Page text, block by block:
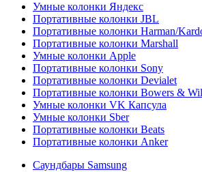
Умные колонки Яндекс
Портативные колонки JBL
Портативные колонки Harman/
Портативные колонки Marshall
Умные колонки Apple
Портативные колонки Sony
Портативные колонки Devialet
Портативные колонки Bowers &
Умные колонки VK Капсула
Умные колонки Sber
Портативные колонки Beats
Портативные колонки Anker
Саундбары Samsung